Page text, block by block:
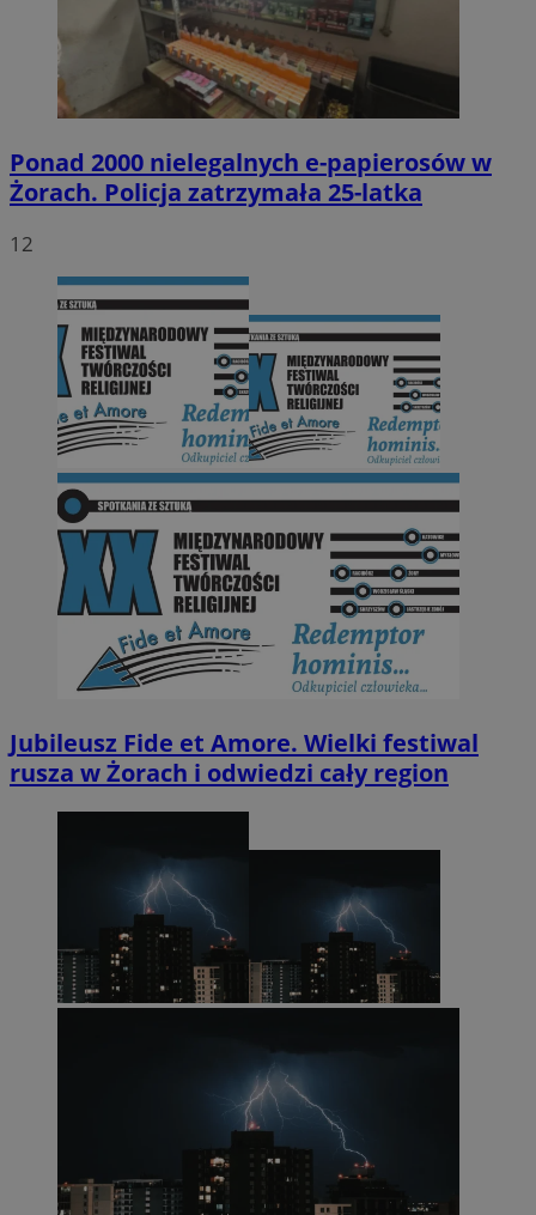
Ponad 2000 nielegalnych e-papierosów w
Żorach. Policja zatrzymała 25-latka
12
Jubileusz Fide et Amore. Wielki festiwal
rusza w Żorach i odwiedzi cały region